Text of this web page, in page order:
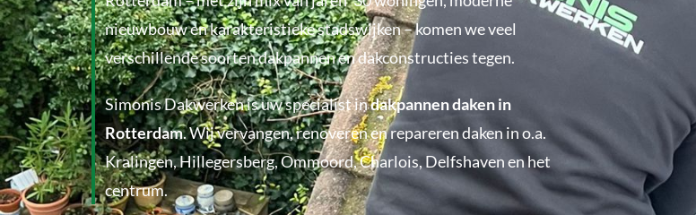
nieuwbouw en karakteristieke stadswijken – komen we veel
verschillende soorten dakpannen en dakconstructies tegen.
Simonis Dakwerken is uw specialist indakpannen daken in
Rotterdam. Wij vervangen, renoveren en repareren daken in o.a.
Kralingen, Hillegersberg, Ommoord, Charlois, Delfshaven en het
centrum.